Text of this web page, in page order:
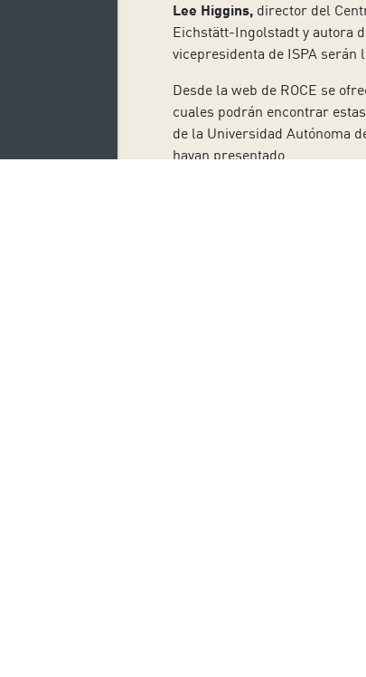
Lee Higgins,director del
Eichstätt-Ingolstadt y autora
vicepresidenta de ISPA serán
Desde la web de ROCE se
cuales podrán encontrar
de la Universidad Autónoma
hayan presentado.